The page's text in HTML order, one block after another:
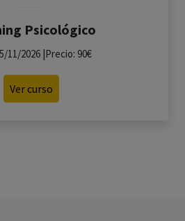
Psicológico
11/2026 |Precio: 90€
Ver curso